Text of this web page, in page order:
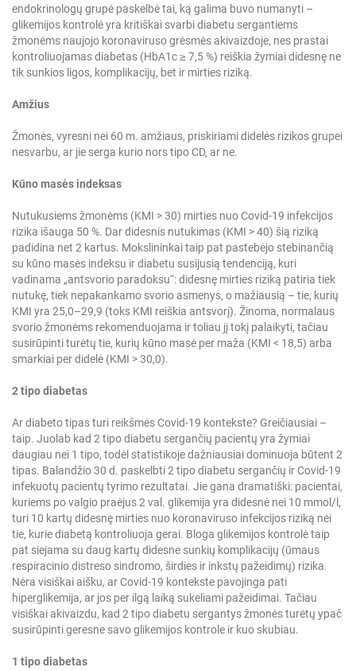
endokrinologų grupė paskelbė tai, ką galima buvo numanyti –
glikemijos kontrolė yra kritiškai svarbi diabetu sergantiems
žmonėms naujojo koronaviruso grėsmės akivaizdoje, nes prastai
kontroliuojamas diabetas (HbA1c ≥ 7,5 %) reiškia žymiai didesnę ne
tik sunkios ligos, komplikacijų, bet ir mirties riziką.
Amžius
Žmonės, vyresni nei 60 m. amžiaus, priskiriami didelės rizikos grupei
nesvarbu, ar jie serga kurio nors tipo CD, ar ne.
Kūno masės indeksas
Nutukusiems žmonėms (KMI > 30) mirties nuo Covid-19 infekcijos
rizika išauga 50 %. Dar didesnis nutukimas (KMI > 40) šią riziką
padidina net 2 kartus. Mokslininkai taip pat pastebėjo stebinančią
su kūno masės indeksu ir diabetu susijusią tendenciją, kuri
vadinama „antsvorio paradoksu“: didesnę mirties riziką patiria tiek
nutukę, tiek nepakankamo svorio asmenys, o mažiausią – tie, kurių
KMI yra 25,0–29,9 (toks KMI reiškia antsvorį). Žinoma, normalaus
svorio žmonėms rekomenduojama ir toliau jį tokį palaikyti, tačiau
susirūpinti turėtų tie, kurių kūno masė per maža (KMI < 18,5) arba
smarkiai per didelė (KMI > 30,0).
2 tipo diabetas
Ar diabeto tipas turi reikšmės Covid-19 kontekste? Greičiausiai –
taip. Juolab kad 2 tipo diabetu sergančių pacientų yra žymiai
daugiau nei 1 tipo, todėl statistikoje dažniausiai dominuoja būtent 2
tipas. Balandžio 30 d. paskelbti 2 tipo diabetu sergančių ir Covid-19
infekuotų pacientų tyrimo rezultatai. Jie gana dramatiški: pacientai,
kuriems po valgio praėjus 2 val. glikemija yra didesnė nei 10 mmol/l,
turi 10 kartų didesnę mirties nuo koronaviruso infekcijos riziką nei
tie, kurie diabetą kontroliuoja gerai. Bloga glikemijos kontrolė taip
pat siejama su daug kartų didesne sunkių komplikacijų (ūmaus
respiracinio distreso sindromo, širdies ir inkstų pažeidimų) rizika.
Nėra visiškai aišku, ar Covid-19 kontekste pavojinga pati
hiperglikemija, ar jos per ilgą laiką sukeliami pažeidimai. Tačiau
visiškai akivaizdu, kad 2 tipo diabetu sergantys žmonės turėtų ypač
susirūpinti geresne savo glikemijos kontrole ir kuo skubiau.
1 tipo diabetas